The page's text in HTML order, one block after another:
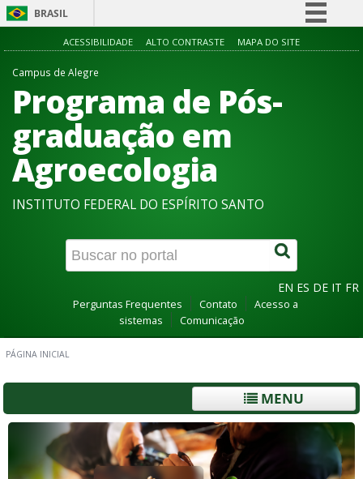
BRASIL
Simplifique!
Participe
Acesso à informação
ACESSIBILIDADE ALTO CONTRASTE MAPA DO SITE
Campus de Alegre
Programa de Pós-
graduação em
Agroecologia
INSTITUTO FEDERAL DO ESPÍRITO SANTO
EN ES DE IT FR
Perguntas Frequentes Contato
Acesso a
sistemas
Comunicação
PÁGINA INICIAL
MENU